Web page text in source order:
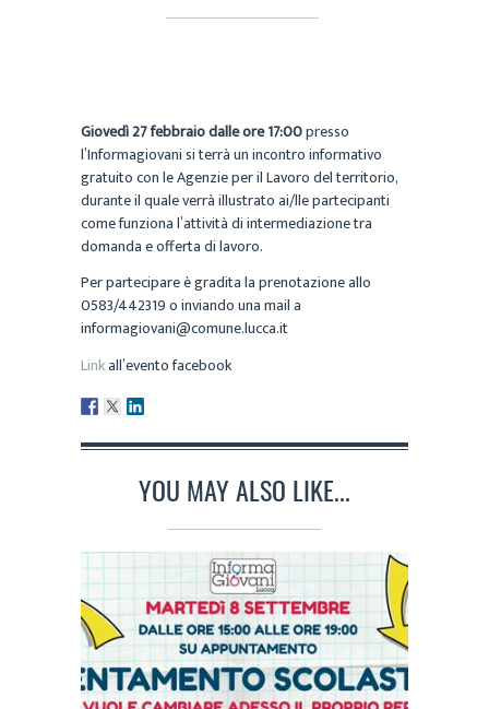
Giovedì 27 febbraio dalle ore 17:00presso
l’Informagiovani si terrà un incontro informativo
gratuito con le Agenzie per il Lavoro del territorio,
durante il quale verrà illustrato ai/lle partecipanti
come funziona l’attività di intermediazione tra
domanda e offerta di lavoro.
Per partecipare è gradita la prenotazione allo
0583/442319 o inviando una mail a
informagiovani@comune.lucca.it
Linkall’evento facebook
YOU MAY ALSO LIKE...